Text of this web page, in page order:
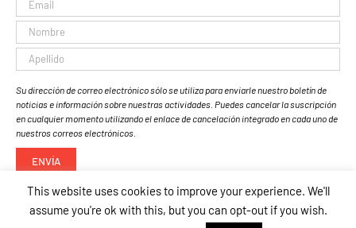
Su dirección de correo electrónico sólo se utiliza para enviarle nuestro boletín de
noticias e información sobre nuestras actividades. Puedes cancelar la suscripción
en cualquier momento utilizando el enlace de cancelación integrado en cada uno de
nuestros correos electrónicos.
This website uses cookies to improve your experience. We'll
assume you're ok with this, but you can opt-out if you wish.